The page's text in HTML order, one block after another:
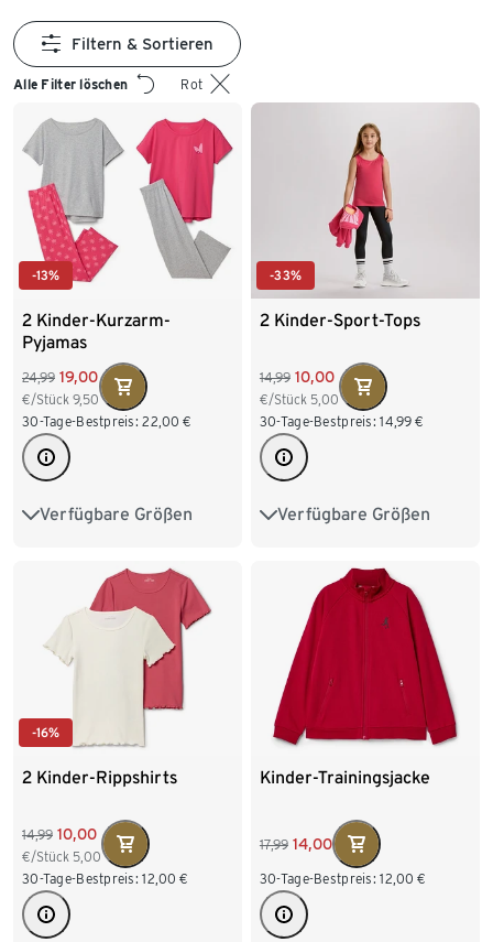
Alle Filter löschen Rot
Filtern & Sortieren
-13%
2 Kinder-Kurzarm-
Pyjamas
24,99 19,00
€/Stück 9,50
30-Tage-Bestpreis: 22,00 €
Verfügbare Größen
122/128 134/140
170/176
-33%
2 Kinder-Sport-Tops
14,99 10,00
€/Stück 5,00
30-Tage-Bestpreis: 14,99 €
Verfügbare Größen
122/128 134/140
170/176
-16%
2 Kinder-Rippshirts
14,99 10,00
€/Stück 5,00
30-Tage-Bestpreis: 12,00 €
Kinder-Trainingsjacke
17,99 14,00
30-Tage-Bestpreis: 12,00 €